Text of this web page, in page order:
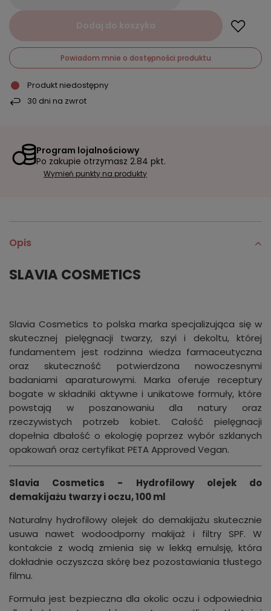
Dodaj do koszyka
Powiadom mnie o dostępności produktu
Produkt niedostępny
30 dni na zwrot
Program lojalnościowy
Po zakupie otrzymasz 2.84 pkt.
Wymień punkty na produkty
Opis
SLAVIA COSMETICS
Slavia Cosmetics to polska marka specjalizująca się w
skutecznej pielęgnacji twarzy, szyi i dekoltu, której
fundamentem jest rodzinna wiedza farmaceutyczna
oraz skuteczność potwierdzona nowoczesnymi
badaniami aparaturowymi. Marka oferuje receptury
bogate w składniki aktywne i unikatowe formuły, które
powstają w poszanowaniu dla natury oraz
rzeczywistych potrzeb kobiet. Całość pielęgnacji
dopełnia dbałość o ekologię poprzez wybór szklanych
opakowań oraz certyfikat PETA Approved Vegan.
Slavia Cosmetics - Hydrofilowy olejek do
demakijażu twarzy i oczu, 100 ml
Naturalny hydrofilowy olejek do demakijażu skutecznie
usuwa nawet wodoodporny makijaż i filtry SPF. W
kontakcie z wodą zmienia się w lekką emulsję, która
dokładnie oczyszcza skórę bez pozostawiania tłustego
filmu.
Formuła jest bezpieczna dla okolic oczu i odpowiednia